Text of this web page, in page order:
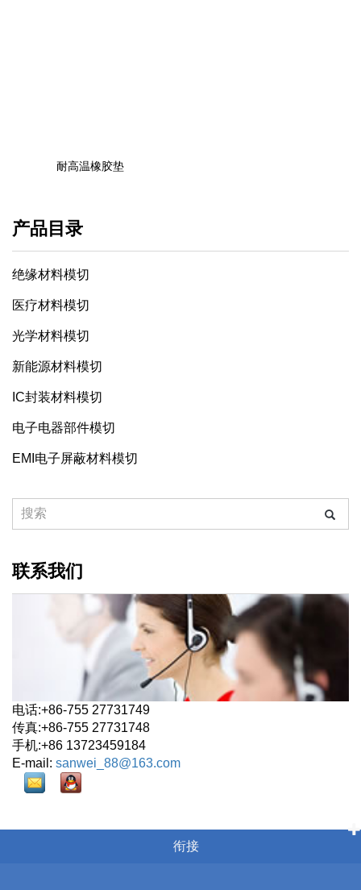
耐高温橡胶垫
产品目录
绝缘材料模切
医疗材料模切
光学材料模切
新能源材料模切
IC封装材料模切
电子电器部件模切
EMI电子屏蔽材料模切
联系我们
电话:+86-755 27731749
传真:+86-755 27731748
手机:+86 13723459184
E-mail: sanwei_88@163.com
衔接